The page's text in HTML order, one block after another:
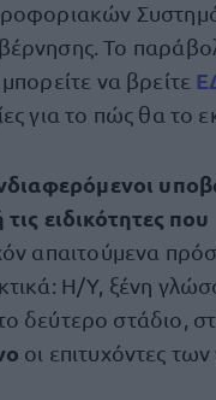
Το
να βρείτε
για το πώς θα το
ειδικότητες που
απαιτούμενα
Η/Υ, ξένη
δεύτερο στάδιο,
οι επιτυχόντες